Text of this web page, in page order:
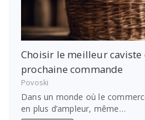
Choisir le meilleur
prochaine commande
Povoski
Dans un monde où le
en plus d’ampleur, même…